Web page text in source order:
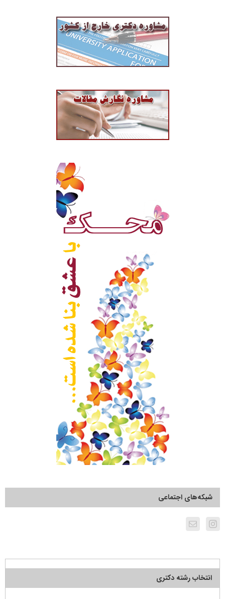
شبکه‌های اجتماعی
انتخاب رشته دکتری